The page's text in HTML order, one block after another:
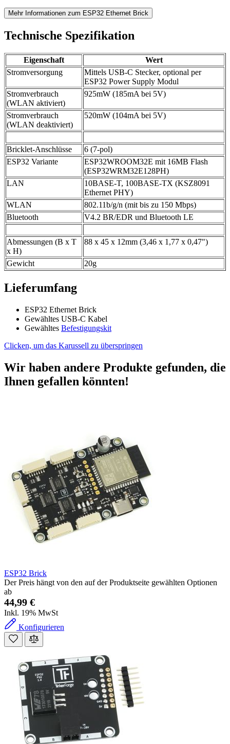
Mehr Informationen zum ESP32 Ethernet Brick
Technische Spezifikation
Eigenschaft
Wert
Stromversorgung
Mittels USB-C Stecker, optional per
ESP32 Power Supply Modul
Stromverbrauch
(WLAN aktiviert)
925mW (185mA bei 5V)
Stromverbrauch
(WLAN deaktiviert)
520mW (104mA bei 5V)
Bricklet-Anschlüsse
6 (7-pol)
ESP32 Variante
ESP32WROOM32E mit 16MB Flash
(ESP32WRM32E128PH)
LAN
10BASE-T, 100BASE-TX (KSZ8091
Ethernet PHY)
WLAN
802.11b/g/n (mit bis zu 150 Mbps)
Bluetooth
V4.2 BR/EDR und Bluetooth LE
Abmessungen (B x T
x H)
88 x 45 x 12mm (3,46 x 1,77 x 0,47")
Gewicht 20g
Lieferumfang
ESP32 Ethernet Brick
Gewähltes USB-C Kabel
Gewähltes Befestigungskit
Clicken, um das Karussell zu überspringen
Wir haben andere Produkte gefunden, die
Ihnen gefallen könnten!
ESP32 Brick
Der Preis hängt von den auf der Produktseite gewählten Optionen
ab
44,99 €
Inkl. 19% MwSt
Konfigurieren